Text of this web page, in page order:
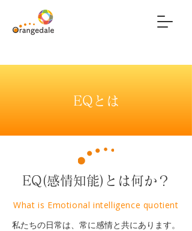
EQとは
EQ(感情知能)とは何か？
​What is Emotional intelligence quotient
私たちの日常は、常に感情と共にあります。